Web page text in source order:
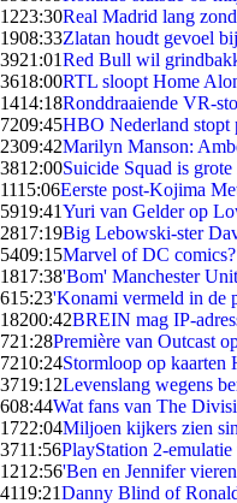
1223:30Real Madrid lang
1908:33Zlatan houdt gevoel
3921:01Red Bull wil
3618:00RTL sloopt Home
1414:18Ronddraaiende VR-
7209:45HBO Nederland stopt
2309:42Marilyn Manson:
3812:00Suicide Squad is
1115:06Eerste post-Kojima
5919:41Yuri van Gelder op
2817:19Big Lebowski-ster
5409:15Marvel of DC comics?
1817:38'Bom' Manchester
615:23'Konami vermeld in de
18200:42BREIN mag IP-
721:28Première van Outcast
7210:24Stormloop op kaarten
3719:12Levenslang wegens
608:44Wat fans van The
1722:04Miljoen kijkers zien
3711:56PlayStation 2-
1212:56'Ben en Jennifer
4119:21Danny Blind of